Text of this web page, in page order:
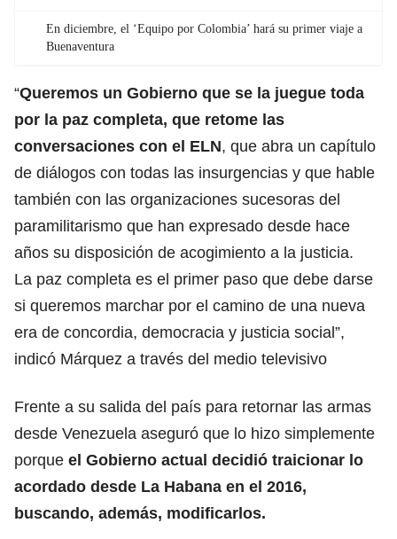
En diciembre, el ‘Equipo por Colombia’ hará su primer viaje a
Buenaventura
“Queremos un Gobierno que se la juegue toda
por la paz completa, que retome las
conversaciones con el ELN, que abra un capítulo
de diálogos con todas las insurgencias y que hable
también con las organizaciones sucesoras del
paramilitarismo que han expresado desde hace
años su disposición de acogimiento a la justicia.
La paz completa es el primer paso que debe darse
si queremos marchar por el camino de una nueva
era de concordia, democracia y justicia social”,
indicó Márquez a través del medio televisivo
Frente a su salida del país para retornar las armas
desde Venezuela aseguró que lo hizo simplemente
porque el Gobierno actual decidió traicionar lo
acordado desde La Habana en el 2016,
buscando, además, modificarlos.